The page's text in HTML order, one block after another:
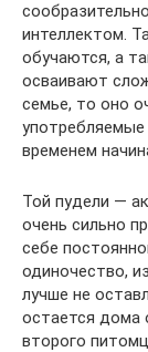
интеллектом.
обучаются, а
осваивают
семье, то оно
временем
Той пудели —
очень сильно
себе
одиночество,
лучше не
остается дома
второго